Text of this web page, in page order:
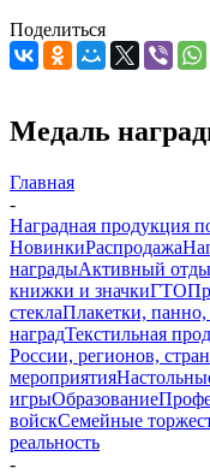
Поделиться
Медаль
Главная
-
Наградная продукция
НовинкиРаспродажа
наградыАктивный
книжки и значкиГТО
стеклаПлакетки, панно,
наградТекстильная
России, регионов, стран
мероприятия
игрыОбразование
войскСемейные
реальность
-